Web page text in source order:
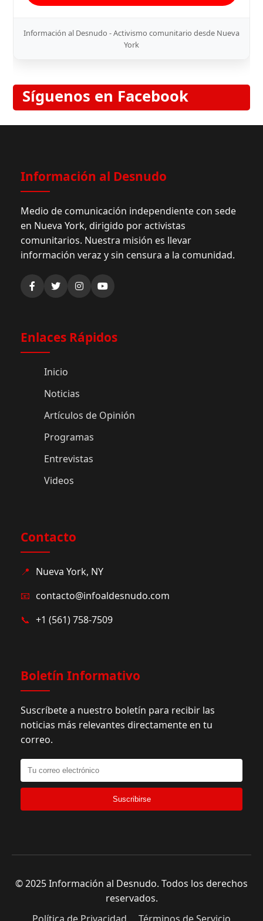
Información al Desnudo - Activismo comunitario desde Nueva
York
Síguenos en Facebook
Información al Desnudo
Medio de comunicación independiente con sede
en Nueva York, dirigido por activistas
comunitarios. Nuestra misión es llevar
información veraz y sin censura a la comunidad.
Enlaces Rápidos
Inicio
Noticias
Artículos de Opinión
Programas
Entrevistas
Videos
Contacto
📍 Nueva York, NY
📧 contacto@infoaldesnudo.com
📞 +1 (561) 758-7509
Boletín Informativo
Suscríbete a nuestro boletín para recibir las
noticias más relevantes directamente en tu
correo.
Suscribirse
© 2025 Información al Desnudo. Todos los derechos
reservados.
Política de Privacidad
Términos de Servicio